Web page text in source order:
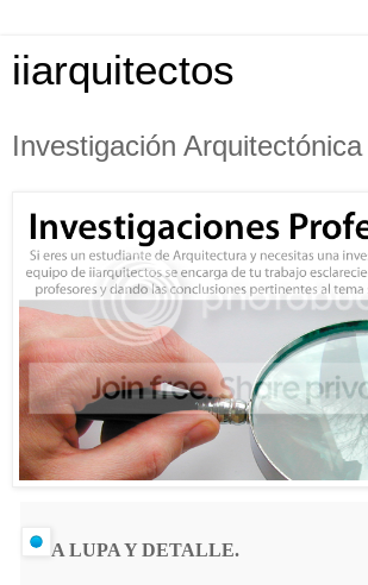
iiarquitectos
Investigación Arquitectónica
A LUPA Y DETALLE.